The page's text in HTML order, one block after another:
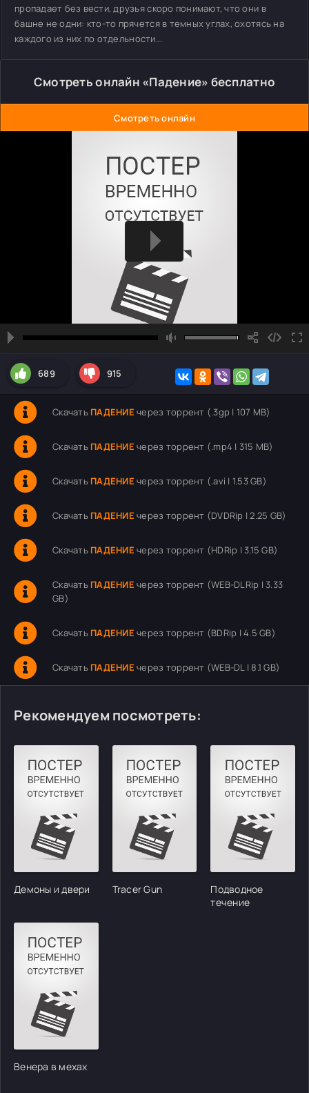
пропадает без вести, друзья скоро понимают, что они в
башне не одни: кто-то прячется в темных углах, охотясь на
каждого из них по отдельности...
Смотреть онлайн «Падение» бесплатно
Смотреть онлайн
689 915
Скачать ПАДЕНИЕ через торрент (.3gp | 107 MB)
Скачать ПАДЕНИЕ через торрент (.mp4 | 315 MB)
Скачать ПАДЕНИЕ через торрент (.avi | 1.53 GB)
Скачать ПАДЕНИЕ через торрент (DVDRip | 2.25 GB)
Скачать ПАДЕНИЕ через торрент (HDRip | 3.15 GB)
Скачать ПАДЕНИЕ через торрент (WEB-DLRip | 3.33
GB)
Скачать ПАДЕНИЕ через торрент (BDRip | 4.5 GB)
Скачать ПАДЕНИЕ через торрент (WEB-DL | 8.1 GB)
Рекомендуем посмотреть:
Демоны и двери Tracer Gun
Подводное
течение
Венера в мехах